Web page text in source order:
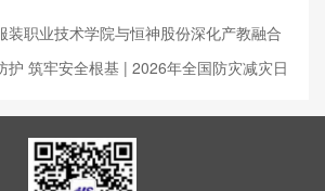
装职业技术学院与恒神股份深化产教融合
护 筑牢安全根基 | 2026年全国防灾减灾日